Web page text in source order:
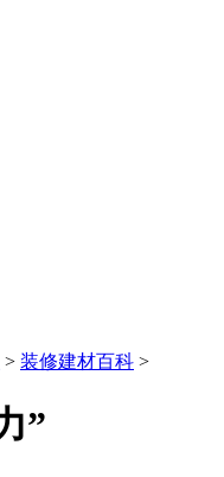
> 装修建材百科 >
”